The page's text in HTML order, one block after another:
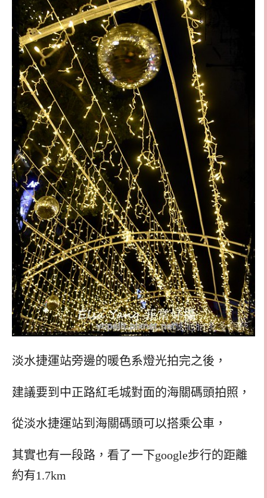
淡水捷運站旁邊的暖色系燈光拍完之後，
建議要到中正路紅毛城對面的海關碼頭拍照，
從淡水捷運站到海關碼頭可以搭乘公車，
其實也有一段路，看了一下google步行的距離
約有1.7km